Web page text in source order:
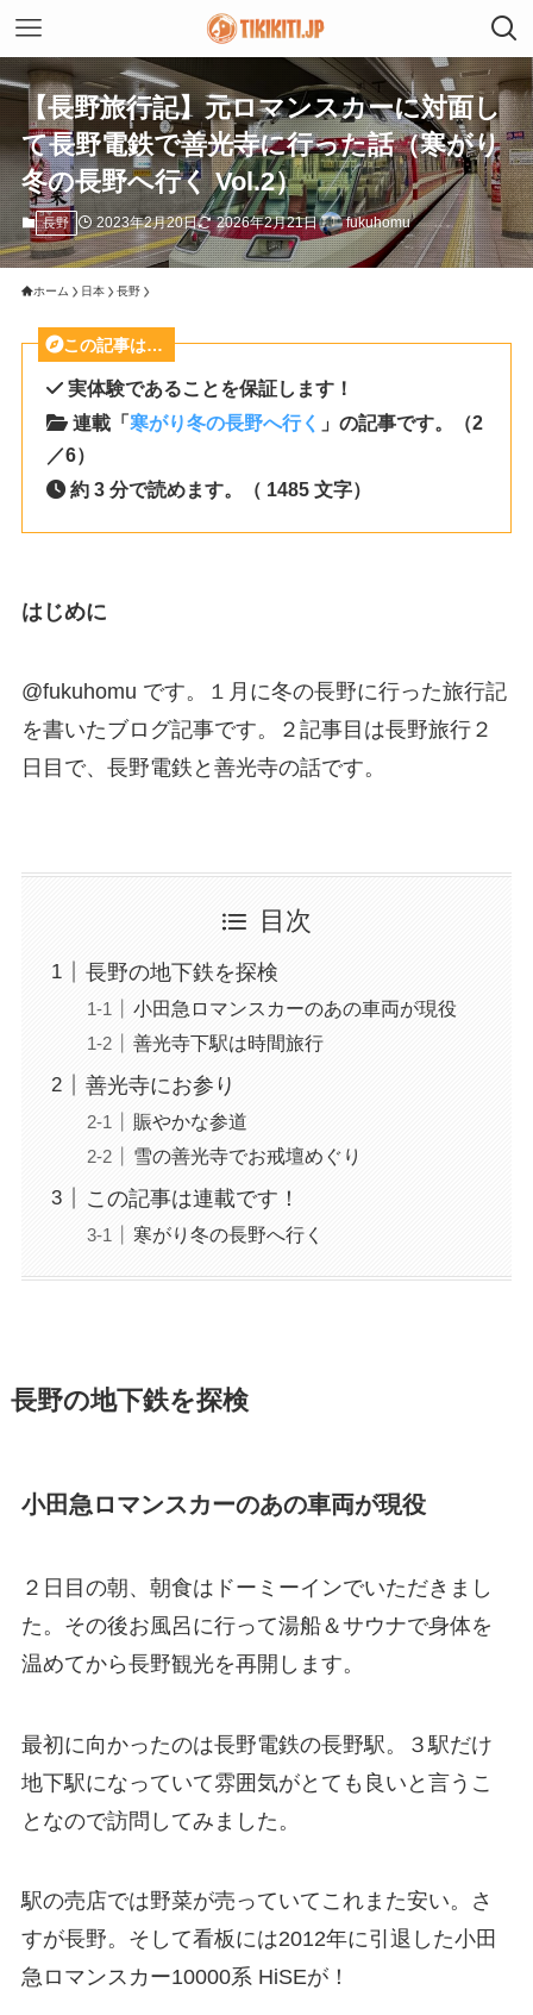
【長野旅行記】元ロマンスカーに対面し
て長野電鉄で善光寺に行った話（寒がり
冬の長野へ行く Vol.2）
長野 2023年2月20日 2026年2月21日 fukuhomu
ホーム 日本 長野
この記事は…
実体験であることを保証します！
連載「寒がり冬の長野へ行く
」の記事です。（2
／6）
約 3 分で読めます。（ 1485 文字）
はじめに
@fukuhomu です。１月に冬の長野に行った旅行記
を書いたブログ記事です。２記事目は長野旅行２
日目で、長野電鉄と善光寺の話です。
目次
長野の地下鉄を探検
小田急ロマンスカーのあの車両が現役
善光寺下駅は時間旅行
善光寺にお参り
賑やかな参道
雪の善光寺でお戒壇めぐり
この記事は連載です！
寒がり冬の長野へ行く
長野の地下鉄を探検
小田急ロマンスカーのあの車両が現役
２日目の朝、朝食はドーミーインでいただきまし
た。その後お風呂に行って湯船＆サウナで身体を
温めてから長野観光を再開します。
最初に向かったのは長野電鉄の長野駅。３駅だけ
地下駅になっていて雰囲気がとても良いと言うこ
となので訪問してみました。
駅の売店では野菜が売っていてこれまた安い。さ
すが長野。そして看板には2012年に引退した小田
急ロマンスカー10000系 HiSEが！